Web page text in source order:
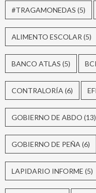
#TRAGAMONEDAS (5)
ALIMENTO ESCOLAR (5)
BANCO ATLAS (5)
CONTRALORÍA (6)
GOBIERNO DE ABDO (13)
GOBIERNO DE PEÑA (6)
LAPIDARIO INFORME (5)